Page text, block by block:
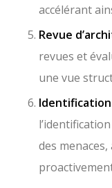
accélérant
Revue
revues et
une vue
des